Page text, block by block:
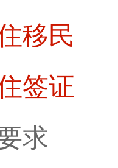
移民
签证
求